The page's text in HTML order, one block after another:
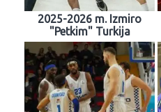
2025-2026 m. Izmiro
"Petkim" Turkija